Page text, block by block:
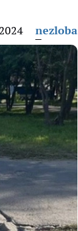
nezloba